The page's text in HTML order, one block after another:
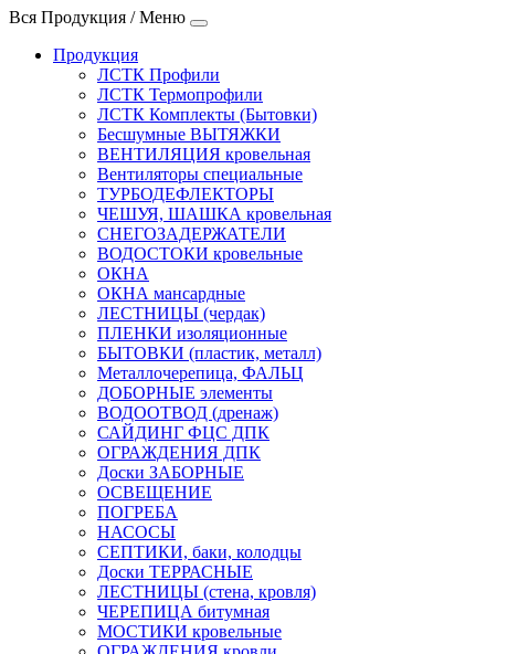
Вся Продукция / Меню
Продукция
ЛСТК Профили
ЛСТК Термопрофили
ЛСТК Комплекты (Бытовки)
Бесшумные ВЫТЯЖКИ
ВЕНТИЛЯЦИЯ кровельная
Вентиляторы специальные
ТУРБОДЕФЛЕКТОРЫ
ЧЕШУЯ, ШАШКА кровельная
СНЕГОЗАДЕРЖАТЕЛИ
ВОДОСТОКИ кровельные
ОКНА
ОКНА мансардные
ЛЕСТНИЦЫ (чердак)
ПЛЕНКИ изоляционные
БЫТОВКИ (пластик, металл)
Металлочерепица, ФАЛЬЦ
ДОБОРНЫЕ элементы
ВОДООТВОД (дренаж)
САЙДИНГ ФЦС ДПК
ОГРАЖДЕНИЯ ДПК
Доски ЗАБОРНЫЕ
ОСВЕЩЕНИЕ
ПОГРЕБА
НАСОСЫ
СЕПТИКИ, баки, колодцы
Доски ТЕРРАСНЫЕ
ЛЕСТНИЦЫ (стена, кровля)
ЧЕРЕПИЦА битумная
МОСТИКИ кровельные